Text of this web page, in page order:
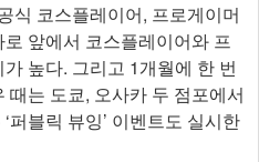
식 코스플레이어, 프로게이머
앞에서 코스플레이어와 프
높다. 그리고 1개월에 한 번
는 도쿄, 오사카 두 점포에서
퍼블릭 뷰잉’ 이벤트도 실시한